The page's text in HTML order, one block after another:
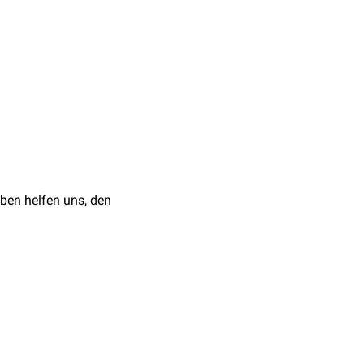
allem bei
auch mit
helfen uns, den